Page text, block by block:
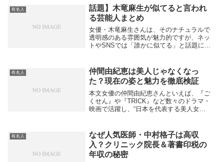
が見えてきます。長崎県佐世保市で育った
村上龍は、幼...
有名人
話題】木竜麻生が似てると言われ
る芸能人まとめ
女優・木竜麻生さんは、そのナチュラルで
透明感のある雰囲気が魅力的ですが、ネッ
トやSNSでは「誰かに似てる」と話題にな
ている芸能人”にはどんな人がいるのでし
ょうか。ま...
有名人
仲間由紀恵は美人じゃなくなっ
た？現在の姿と魅力を徹底検証
本文女優の仲間由紀恵さんといえば、『ご
くせん』や『TRICK』など数々のドラマ・
映画で活躍し、“日本を代表する美人女
紀恵 美人じゃなくなった」といった声が
ちらほら見ら...
有名人
なぜ人気医師・中村格子は高収
入？クリニック院長＆著書印税の
年収の秘密